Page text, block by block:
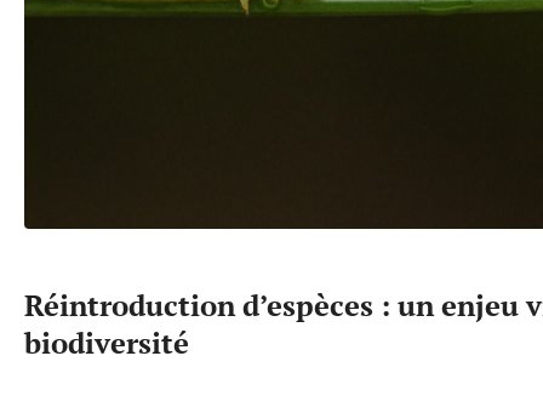
Réintroduction d’espèces : un enjeu
biodiversité